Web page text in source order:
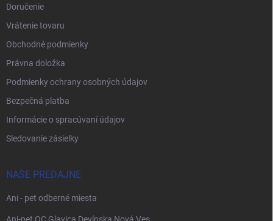
Doručenie
Vrátenie tovaru
Obchodné podmienky
Právna doložka
Podmienky ochrany osobných údajov
Bezpečná platba
Informácie o spracúvaní údajov
Sledovanie zásielky
NAŠE PREDAJNE
Ani - pet odberné miesta